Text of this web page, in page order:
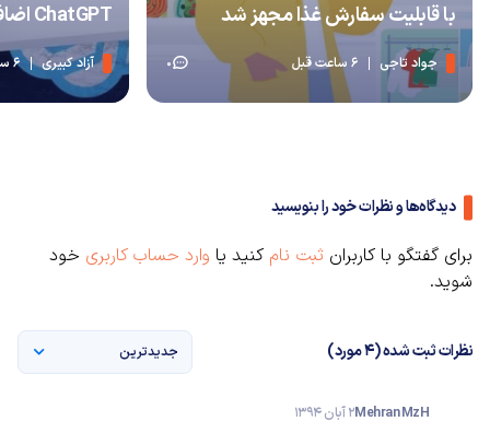
با قابلیت سفارش غذا مجهز شد
جواد تاجی 6 ساعت قبل 0
ChatGPT اضافه شد
آزاد کبیری 6 ساعت قبل
دیدگاه‌ها و نظرات خود را بنویسید
برای گفتگو با کاربران ثبت نام کنید یا وارد حساب کاربری خود
شوید.
نظرات ثبت شده (4 مورد) جدیدترین
Mehran MzH2 آبان 1394